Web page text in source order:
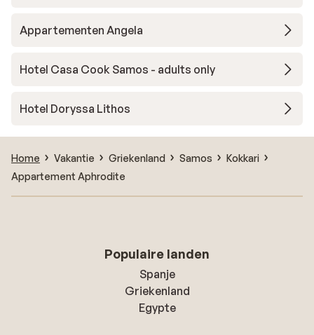
Appartementen Angela
Hotel Casa Cook Samos - adults only
Hotel Doryssa Lithos
Home Vakantie Griekenland Samos
Kokkari
Appartement Aphrodite
Populaire landen
Spanje
Griekenland
Egypte